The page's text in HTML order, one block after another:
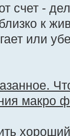
счет -
к
или
макро